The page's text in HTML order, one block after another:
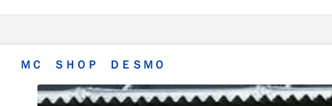
ＭＣ ＳＨＯＰ ＤＥＳＭＯ